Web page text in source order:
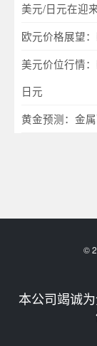
美元/日元在迎
欧元价格展望
美元价位行情
日元
黄金预测：金
©
本公司竭诚